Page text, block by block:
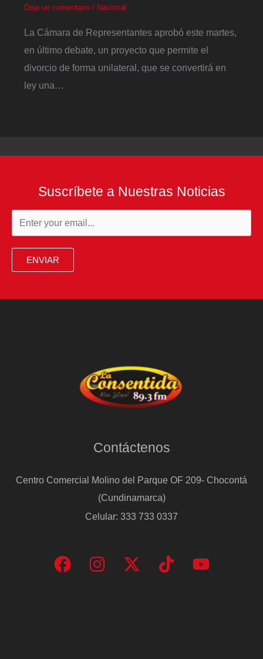
Deja un comentario / Nacional
La Cámara de Representantes aprobó este martes,
en último debate, un proyecto que permite el
divorcio de forma unilateral, que se convertirá en
ley una…
Suscríbete a Nuestras Noticias
ENVIAR
Contáctenos
Centro Comercial Molino del Parque OF 209- Chocontá
(Cundinamarca)
Celular: 333 733 0337